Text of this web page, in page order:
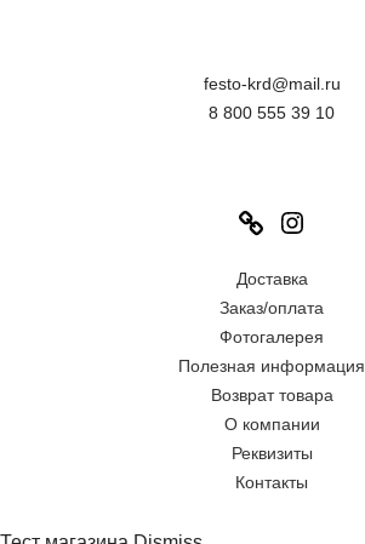
festo-krd@mail.ru
8 800 555 39 10
Link
Доставка
Заказ/оплата
Фотогалерея
Полезная информация
Возврат товара
О компании
Реквизиты
Контакты